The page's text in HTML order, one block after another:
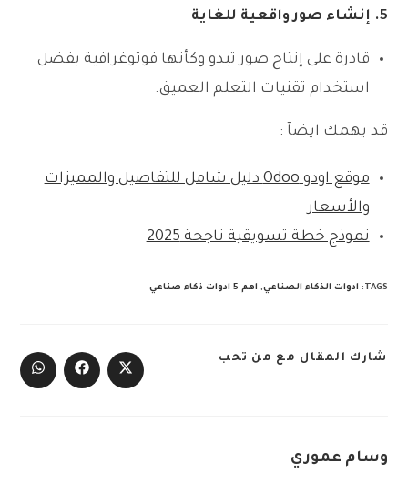
5. إنشاء صور واقعية للغاية
قادرة على إنتاج صور تبدو وكأنها فوتوغرافية بفضل
استخدام تقنيات التعلم العميق.
قد يهمك ايضآ :
موقع اودو Odoo دليل شامل للتفاصيل والمميزات
والأسعار
نموذج خطة تسويقية ناجحة 2025
TAGS
: ادوات الذكاء الصناعي, اهم 5 ادوات ذكاء صناعي
شارك المقال مع من تحبSHARE
Opens
in
Opens
in
Opens
in
وسام عموري